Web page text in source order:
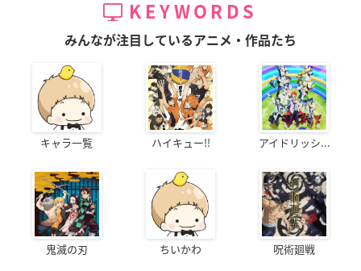
KEYWORDS
みんなが注目しているアニメ・作品たち
キャラ一覧 ハイキュー!! アイドリッシ...
鬼滅の刃 ちいかわ 呪術廻戦